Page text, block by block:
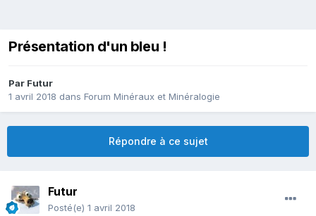
Présentation d'un bleu !
Par Futur
1 avril 2018 dans Forum Minéraux et Minéralogie
Répondre à ce sujet
Futur
Posté(e) 1 avril 2018